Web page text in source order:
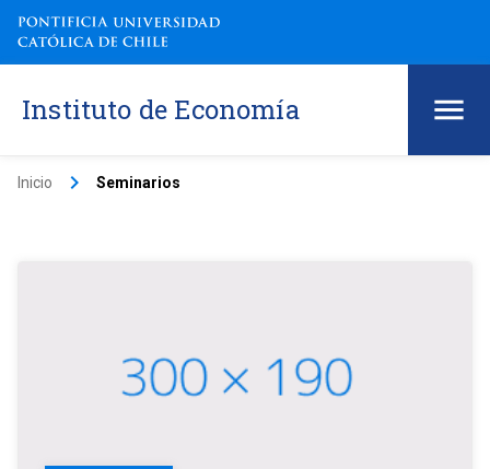
Instituto de Economía
Inicio keyboard_arrow_right Seminarios